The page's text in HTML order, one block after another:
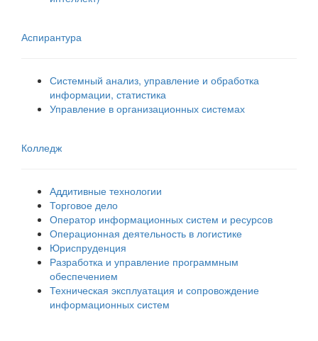
Аспирантура
Системный анализ, управление и обработка
информации, статистика
Управление в организационных системах
Колледж
Аддитивные технологии
Торговое дело
Оператор информационных систем и ресурсов
Операционная деятельность в логистике
Юриспруденция
Разработка и управление программным
обеспечением
Техническая эксплуатация и сопровождение
информационных систем